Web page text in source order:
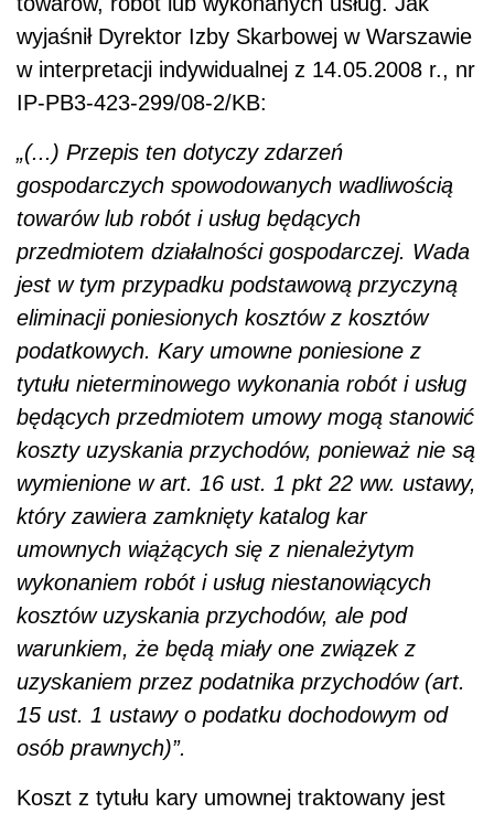
wyjaśnił Dyrektor Izby Skarbowej w Warszawie
w interpretacji indywidualnej z 14.05.2008 r., nr
IP-PB3-423-299/08-2/KB:
„(...) Przepis ten dotyczy zdarzeń
gospodarczych spowodowanych wadliwością
towarów lub robót i usług będących
przedmiotem działalności gospodarczej. Wada
jest w tym przypadku podstawową przyczyną
eliminacji poniesionych kosztów z kosztów
podatkowych. Kary umowne poniesione z
tytułu nieterminowego wykonania robót i usług
będących przedmiotem umowy mogą stanowić
koszty uzyskania przychodów, ponieważ nie są
wymienione w art. 16 ust. 1 pkt 22 ww. ustawy,
który zawiera zamknięty katalog kar
umownych wiążących się z nienależytym
wykonaniem robót i usług niestanowiących
kosztów uzyskania przychodów, ale pod
warunkiem, że będą miały one związek z
uzyskaniem przez podatnika przychodów (art.
15 ust. 1 ustawy o podatku dochodowym od
osób prawnych)”.
Koszt z tytułu kary umownej traktowany jest